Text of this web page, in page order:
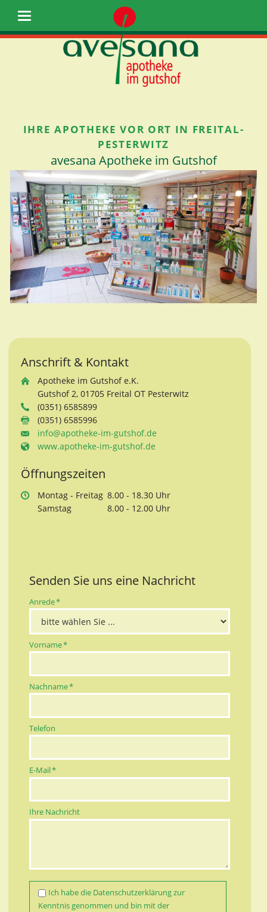
IHRE APOTHEKE VOR ORT IN FREITAL-
PESTERWITZ
avesana Apotheke im Gutshof
Anschrift & Kontakt
Apotheke im Gutshof e.K.
Gutshof 2, 01705 Freital OT Pesterwitz
(0351) 6585899
(0351) 6585996
info@apotheke-im-gutshof.de
www.apotheke-im-gutshof.de
Öffnungszeiten
Montag - Freitag 8.00 - 18.30 Uhr
Samstag 8.00 - 12.00 Uhr
Senden Sie uns eine Nachricht
Pflichtfeld
Anrede*
Pflichtfeld
Vorname*
Pflichtfeld
Nachname*
Telefon
Pflichtfeld
E-Mail*
Ihre Nachricht
Ich habe die Datenschutzerklärungzur
Kenntnis genommen und bin mit der